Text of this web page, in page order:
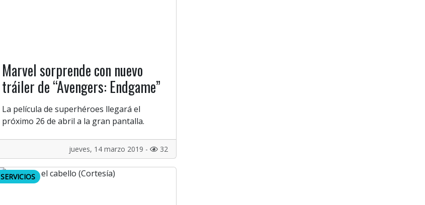
Marvel sorprende con nuevo
tráiler de “Avengers: Endgame”
La película de superhéroes llegará el
próximo 26 de abril a la gran pantalla.
jueves, 14 marzo 2019 - 32
SERVICIOS